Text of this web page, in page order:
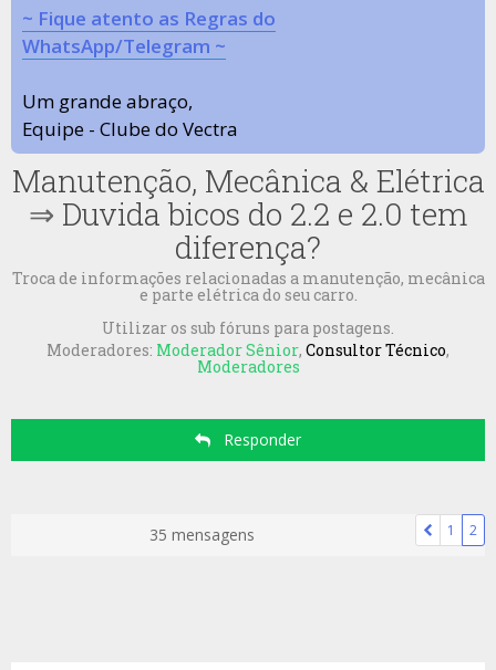
~ Fique atento as Regras do
WhatsApp/Telegram ~
Um grande abraço,
Equipe - Clube do Vectra
Manutenção, Mecânica & Elétrica
⇒ Duvida bicos do 2.2 e 2.0 tem
diferença?
Troca de informações relacionadas a manutenção, mecânica
e parte elétrica do seu carro.
Utilizar os sub fóruns para postagens.
Moderadores: Moderador Sênior, Consultor Técnico,
Moderadores
Responder
35 mensagens 1 2